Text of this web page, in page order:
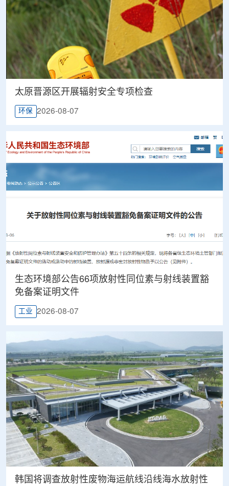
太原晋源区开展辐射安全专项检查
环保 2026-08-07
生态环境部公告66项放射性同位素与射线装置豁
免备案证明文件
工业 2026-08-07
韩国将调查放射性废物海运航线沿线海水放射性